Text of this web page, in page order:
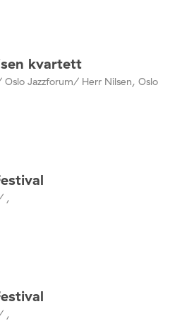
kvartett
Oslo Jazzforum/ Herr Nilsen, Oslo
,
,